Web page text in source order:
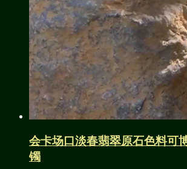
会卡场口淡春翡翠原石色料可
镯